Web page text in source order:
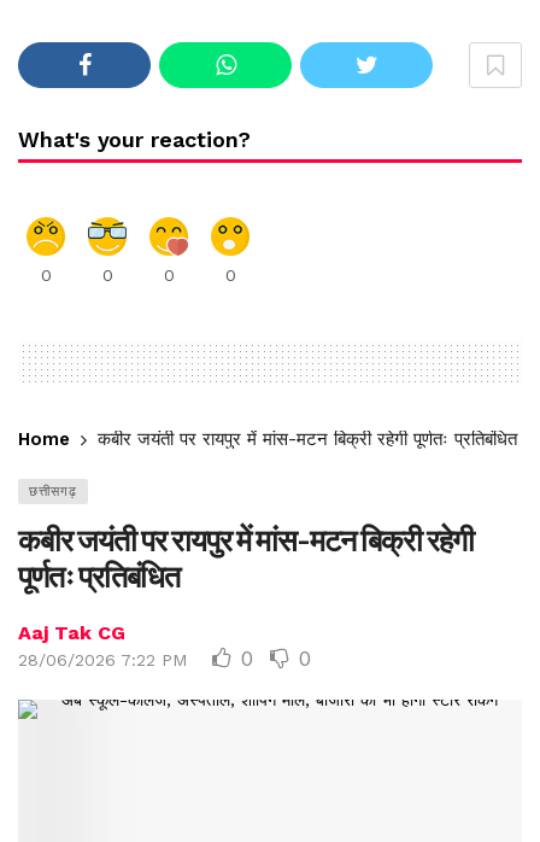
What's your reaction?
0 0 0 0
Home कबीर जयंती पर रायपुर में मांस-मटन बिक्री रहेगी पूर्णतः प्रतिबंधित
छत्तीसगढ़
कबीर जयंती पर रायपुर में मांस-मटन बिक्री रहेगी
पूर्णतः प्रतिबंधित
Aaj Tak CG
28/06/2026 7:22 PM 0 0